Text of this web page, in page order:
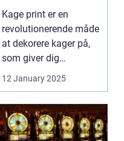
kage print
Kage print er en
revolutionerende måde
at dekorere kager på,
som giver dig
12 January 2025